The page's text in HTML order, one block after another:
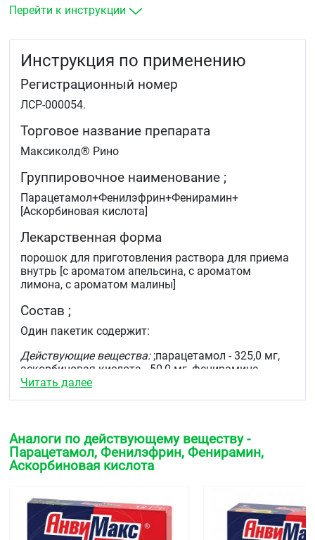
суставах.
Перейти к инструкции
Инструкция по применению
Регистрационный номер
ЛСР-000054.
Торговое название препарата
Максиколд® Рино
Группировочное наименование ;
Парацетамол+Фенилэфрин+Фенирамин+
[Аскорбиновая кислота]
Лекарственная форма
порошок для приготовления раствора для приема
внутрь [с ароматом апельсина, с ароматом
лимона, с ароматом малины]
Состав ;
Один пакетик содержит:
Действующие вещества:;парацетамол - 325,0 мг,
аскорбиновая кислота - 50,0 мг, фенирамина
малеат – 20,0мг, фенилэфринагидрохлорид – 10,0
Порошок для приготовления раствора для приема
внутрь [с ароматом апельсина]:
лимонная кислота (лимонная кислота безводная)
(сахар) – 13599,17, титана диоксид – 2,20 мг,
натрия цитрат (натрия цитрат безводный) – 123,00
мг, ароматизатор апельсиновый – 52,50 мг,
Читать далее
Аналоги по действующему веществу -
Парацетамол, Фенилэфрин, Фенирамин,
Аскорбиновая кислота